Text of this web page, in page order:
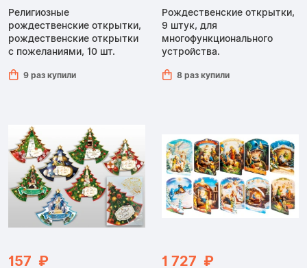
Религиозные
рождественские открытки,
рождественские открытки
с пожеланиями, 10 шт.
9 раз купили
Рождественские открытки,
9 штук, для
многофункционального
устройства.
8 раз купили
157 ₽ 1 727 ₽